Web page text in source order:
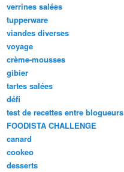
verrines salées
tupperware
viandes diverses
voyage
crème-mousses
gibier
tartes salées
défi
test de recettes entre blogueurs
FOODISTA CHALLENGE
canard
cookeo
desserts